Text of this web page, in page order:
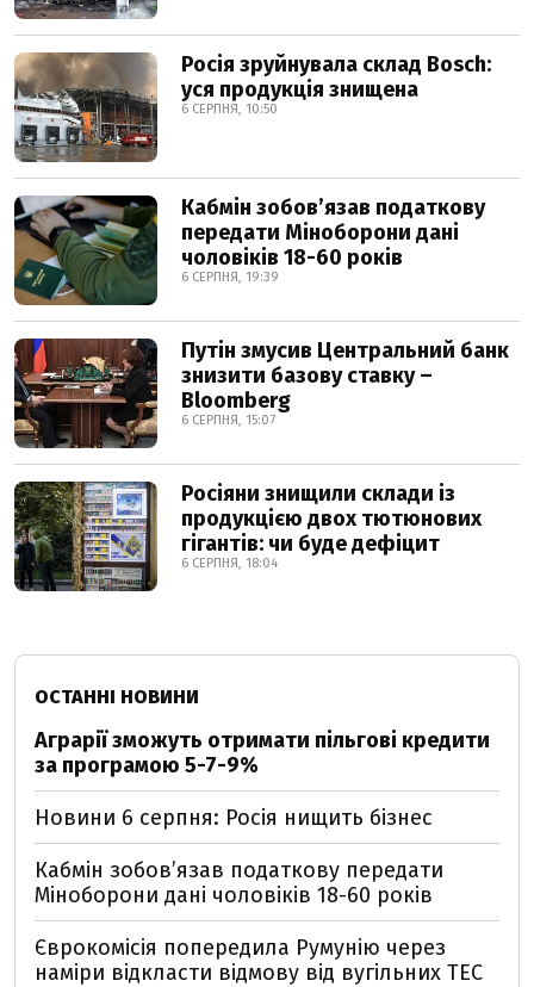
Росія зруйнувала склад Bosch:
уся продукція знищена
6 СЕРПНЯ, 10:50
Кабмін зобовʼязав податкову
передати Міноборони дані
чоловіків 18-60 років
6 СЕРПНЯ, 19:39
Путін змусив Центральний банк
знизити базову ставку –
Bloomberg
6 СЕРПНЯ, 15:07
Росіяни знищили склади із
продукцією двох тютюнових
гігантів: чи буде дефіцит
6 СЕРПНЯ, 18:04
ОСТАННІ НОВИНИ
Аграрії зможуть отримати пільгові кредити
за програмою 5-7-9%
Новини 6 серпня: Росія нищить бізнес
Кабмін зобовʼязав податкову передати
Міноборони дані чоловіків 18-60 років
Єврокомісія попередила Румунію через
наміри відкласти відмову від вугільних ТЕС